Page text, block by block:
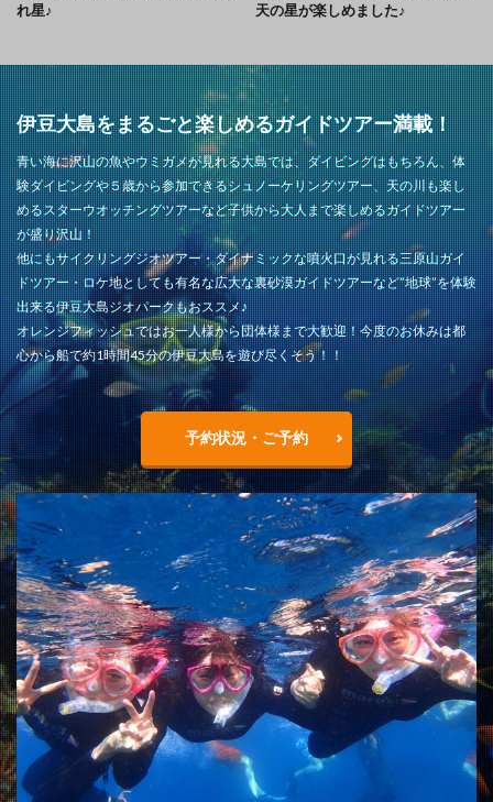
れ星♪
天の星が楽しめました♪
伊豆大島をまるごと楽しめるガイドツアー満載！
青い海に沢山の魚やウミガメが見れる大島では、ダイビングはもちろん、体
験ダイビングや５歳から参加できるシュノーケリングツアー、天の川も楽し
めるスターウオッチングツアーなど子供から大人まで楽しめるガイドツアー
が盛り沢山！
他にもサイクリングジオツアー・ダイナミックな噴火口が見れる三原山ガイ
ドツアー・ロケ地としても有名な広大な裏砂漠ガイドツアーなど”地球”を体験
出来る伊豆大島ジオパークもおススメ♪
オレンジフィッシュではお一人様から団体様まで大歓迎！今度のお休みは都
心から船で約1時間45分の伊豆大島を遊び尽くそう！！
予約状況・ご予約